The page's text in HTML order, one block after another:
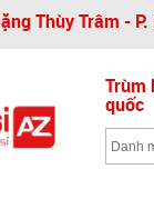
Thùy Trâm - P.
Trùm
quốc